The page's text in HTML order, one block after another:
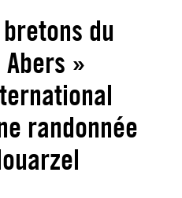
du
»
randonnée